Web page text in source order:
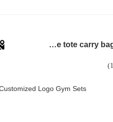
custom single bottle packaging paper wine gift glass bag 2 bottle black wine tote carry bags
Logo Gym Sets